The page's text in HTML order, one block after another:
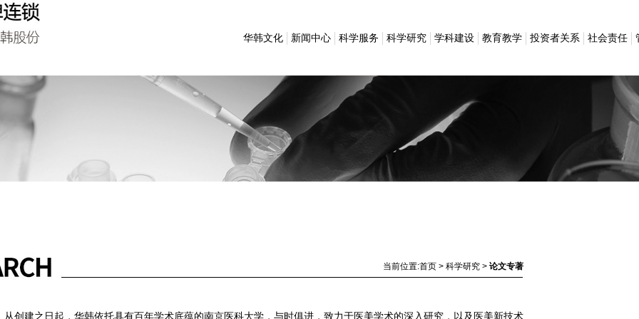
华韩文化 新闻中心 科学服务 科学研究 学科建设 教育教学 投资者关系 社会责任
当前位置:首页 > 科学研究 > 论文专著
建之日起，华韩依托具有百年学术底蕴的南京医科大学，与时俱进，致力于医美学术的深入研究，以及医美新技术